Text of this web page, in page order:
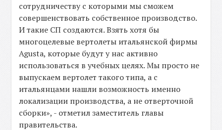
сотрудничеству с которыми мы сможем
совершенствовать собственное производство.
И такие СП создаются. Взять хотя бы
многоцелевые вертолеты итальянской фирмы
Agusta, которые будут у нас активно
использоваться в учебных целях. Мы просто не
выпускаем вертолет такого типа, а с
итальянцами нашли возможность именно
локализации производства, а не отверточной
сборки», - отметил заместитель главы
правительства.